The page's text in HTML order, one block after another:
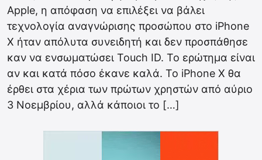
Apple, η απόφαση να επιλέξει να βάλει
τεχνολογία αναγνώρισης προσώπου στο iPhone
X ήταν απόλυτα συνειδητή και δεν προσπάθησε
καν να ενσωματώσει Touch ID. Το ερώτημα είναι
αν και κατά πόσο έκανε καλά. Το iPhone X θα
έρθει στα χέρια των πρώτων χρηστών από αύριο
3 Νοεμβρίου, αλλά κάποιοι το […]